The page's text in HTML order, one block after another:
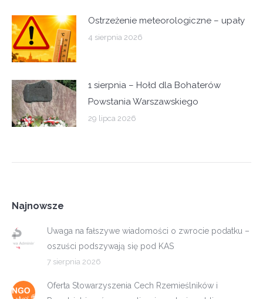
Ostrzeżenie meteorologiczne – upały
4 sierpnia 2026
1 sierpnia – Hołd dla Bohaterów
Powstania Warszawskiego
29 lipca 2026
Najnowsze
Uwaga na fałszywe wiadomości o zwrocie podatku –
oszuści podszywają się pod KAS
7 sierpnia 2026
Oferta Stowarzyszenia Cech Rzemieślników i